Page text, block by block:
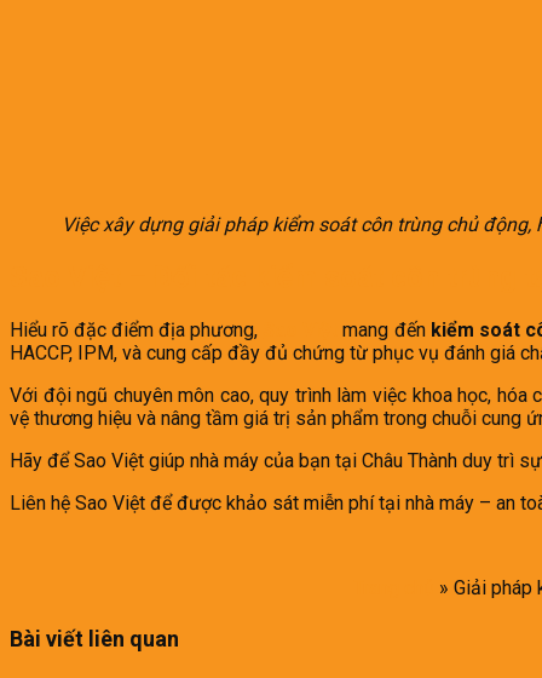
Việc xây dựng giải pháp kiểm soát côn trùng chủ
Hiểu rõ đặc điểm địa phương, mang đến kiểm soát
HACCP, IPM, và cung cấp đầy đủ chứng từ phục vụ đánh giá
Với đội ngũ chuyên môn cao, quy trình làm việc khoa học,
vệ thương hiệu và nâng tầm giá trị sản phẩm trong chuỗi cung
Hãy để Sao Việt giúp nhà máy của bạn tại Châu Thành duy trì
Liên hệ Sao Việt để được khảo sát miễn phí tại nhà máy – an
» Giải pháp
Bài viết liên quan